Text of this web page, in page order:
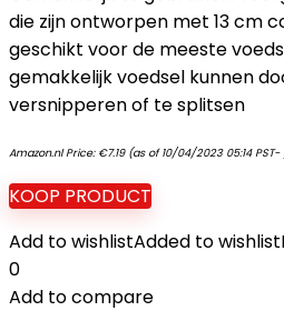
die zijn ontworpen met 13 cm
geschikt voor de meeste
gemakkelijk voedsel kunnen
versnipperen of te splitsen
Amazon.nl Price: €7.19(as of 10/04/2023 05:14 PST-
KOOP PRODUCT
Add to wishlistAdded to wishlist
0
Add to compare